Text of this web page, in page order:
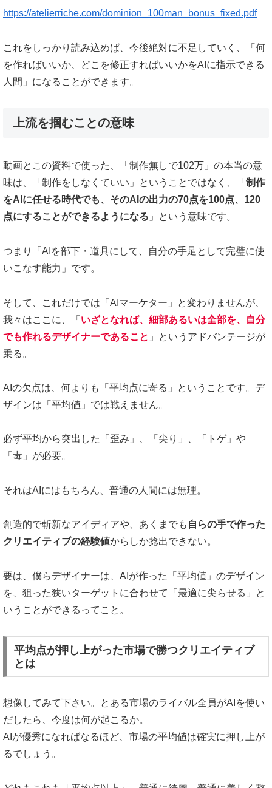
https://atelierriche.com/dominion_100man_bonus_fixed.pdf
これをしっかり読み込めば、今後絶対に不足していく、「何
を作ればいいか、どこを修正すればいいかをAIに指示できる
人間」になることができます。
上流を掴むことの意味
動画とこの資料で使った、「制作無しで102万」の本当の意
味は、「制作をしなくていい」ということではなく、「 制作
をAIに任せる時代でも、そのAIの出力の70点を100点、120
点にすることができるようになる 」という意味です。
つまり「AIを部下・道具にして、自分の手足として完璧に使
いこなす能力」です。
そして、これだけでは「AIマーケター」と変わりませんが、
我々はここに、「 いざとなれば、細部あるいは全部を、自分
でも作れるデザイナーであること 」というアドバンテージが
乗る。
AIの欠点は、何よりも「平均点に寄る」ということです。デ
ザインは「平均値」では戦えません。
必ず平均から突出した「歪み」、「尖り」、「トゲ」や
「毒」が必要。
それはAIにはもちろん、普通の人間には無理。
創造的で斬新なアイディアや、あくまでも 自らの手で作った
クリエイティブの経験値からしか捻出できない。
要は、僕らデザイナーは、AIが作った「平均値」のデザイン
を、狙った狭いターゲットに合わせて「最適に尖らせる」と
いうことができるってこと。
平均点が押し上がった市場で勝つクリエイティブ
とは
想像してみて下さい。とある市場のライバル全員がAIを使い
だしたら、今度は何が起こるか。
AIが優秀になればなるほど、市場の平均値は確実に押し上が
るでしょう。